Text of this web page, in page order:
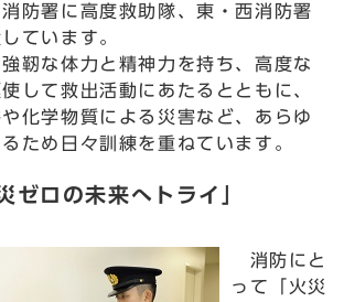
防署に高度救助隊、東・西消防署
ています。
靭な体力と精神力を持ち、高度な
して救出活動にあたるとともに、
化学物質による災害など、あらゆ
ため日々訓練を重ねています。
ロの未来へトライ」
消防にと
って「火災